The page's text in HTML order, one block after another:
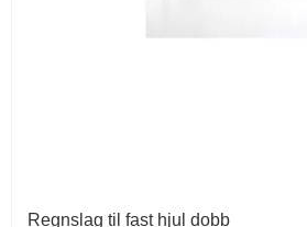
Regnslag til fast hjul dobb